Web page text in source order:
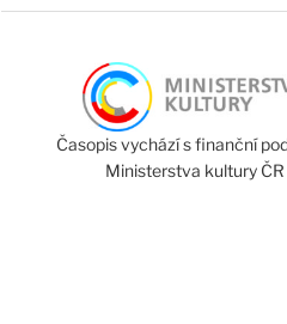
Časopis vychází s finanční
Ministerstva kultury ČR